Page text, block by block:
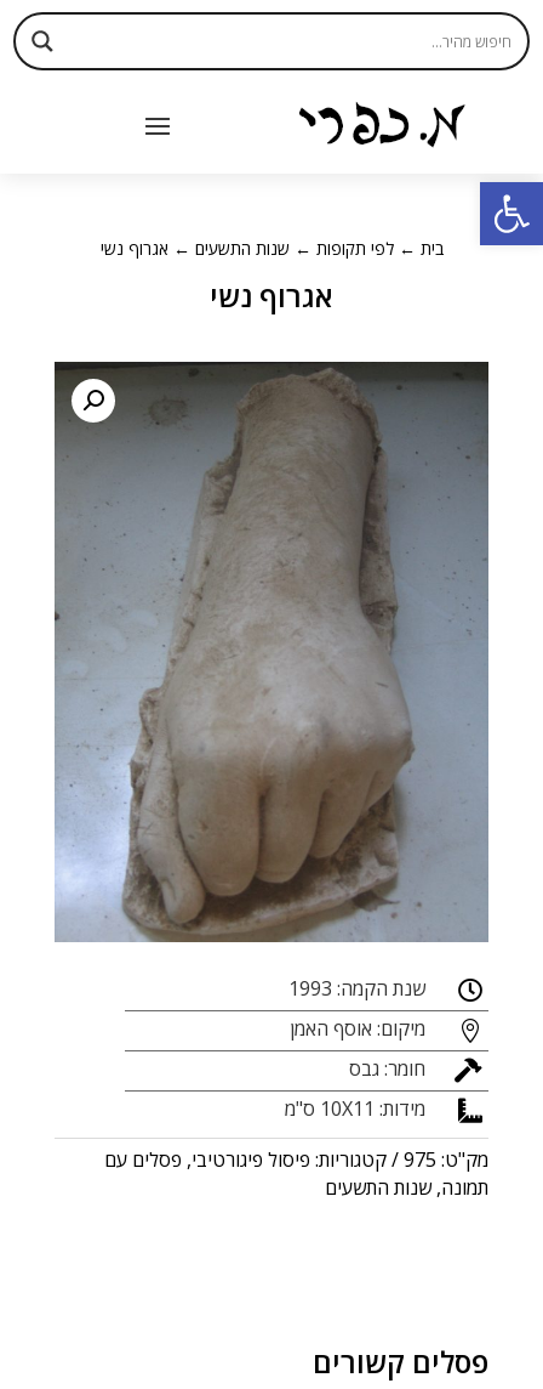
פתח סרגל נגישות
בית ←לפי תקופות ← שנות התשעים ← אגרוף נשי
אגרוף נשי
 שנת הקמה: 1993
 מיקום: אוסף האמן
 חומר: גבס

מידות: 10X11 ס"מ
מק"ט: 975 קטגוריות: פיסול פיגורטיבי, פסלים עם
תמונה,שנות התשעים
פסלים קשורים